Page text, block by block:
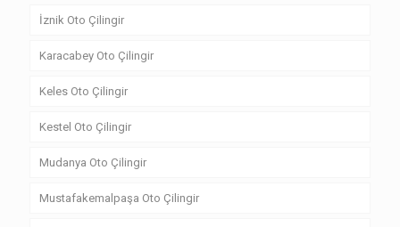
İznik Oto Çilingir
Karacabey Oto Çilingir
Keles Oto Çilingir
Kestel Oto Çilingir
Mudanya Oto Çilingir
Mustafakemalpaşa Oto Çilingir